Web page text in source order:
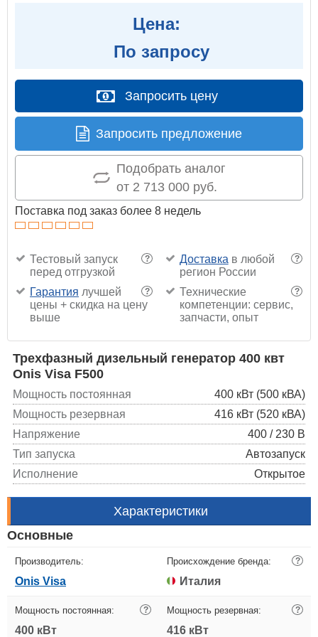
Цена:
По запросу
Запросить цену
Запросить предложение
Подобрать аналог
от 2 713 000 руб.
Поставка под заказ более 8 недель
?
Тестовый запуск
перед отгрузкой
?
Доставка в любой
регион России
?
Гарантия лучшей
цены + скидка на цену
выше
?
Технические
компетенции: сервис,
запчасти, опыт
Трехфазный дизельный генератор 400 квт
Onis Visa F500
Мощность постоянная
400 кВт (500 кВА)
Мощность резервная
416 кВт (520 кВА)
Напряжение
400 / 230 В
Тип запуска
Автозапуск
Исполнение
Открытое
Характеристики
Основные
Производитель:
Onis Visa
Происхождение бренда: ?
Италия
Мощность постоянная: ?
400 кВт
Мощность резервная: ?
416 кВт